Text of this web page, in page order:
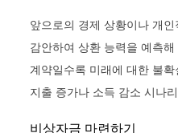
앞으로의 경제 상황이나 개
감안하여 상환 능력을 예측
계약일수록 미래에 대한 불
지출 증가나 소득 감소 시나
비상자금 마련하기